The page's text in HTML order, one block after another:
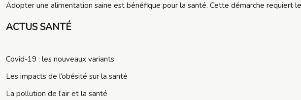
Adopter une alimentation saine est bénéfique pour la santé. Cette démarche requiert
ACTUS SANTÉ
Covid-19 : les nouveaux variants
Les impacts de l’obésité sur la santé
La pollution de l’air et la santé